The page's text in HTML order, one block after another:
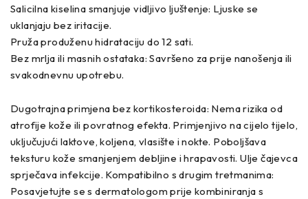
Salicilna kiselina smanjuje vidljivo ljuštenje: Ljuske se
uklanjaju bez iritacije.
Pruža produženu hidrataciju do 12 sati.
Bez mrlja ili masnih ostataka: Savršeno za prije nanošenja ili
svakodnevnu upotrebu.
Dugotrajna primjena bez kortikosteroida: Nema rizika od
atrofije kože ili povratnog efekta. Primjenjivo na cijelo tijelo,
uključujući laktove, koljena, vlasište i nokte. Poboljšava
teksturu kože smanjenjem debljine i hrapavosti. Ulje čajevca
sprječava infekcije. Kompatibilno s drugim tretmanima:
Posavjetujte se s dermatologom prije kombiniranja s